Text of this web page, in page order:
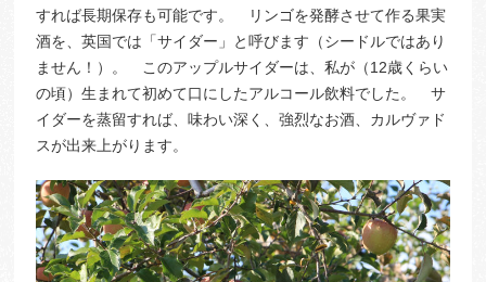
すれば長期保存も可能です。 リンゴを発酵させて作る果実
酒を、英国では「サイダー」と呼びます（シードルではあり
ません！）。 このアップルサイダーは、私が（12歳くらい
の頃）生まれて初めて口にしたアルコール飲料でした。 サ
イダーを蒸留すれば、味わい深く、強烈なお酒、カルヴァド
スが出来上がります。